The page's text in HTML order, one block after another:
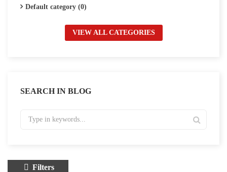
Default category (0)
VIEW ALL CATEGORIES
SEARCH IN BLOG
Filters